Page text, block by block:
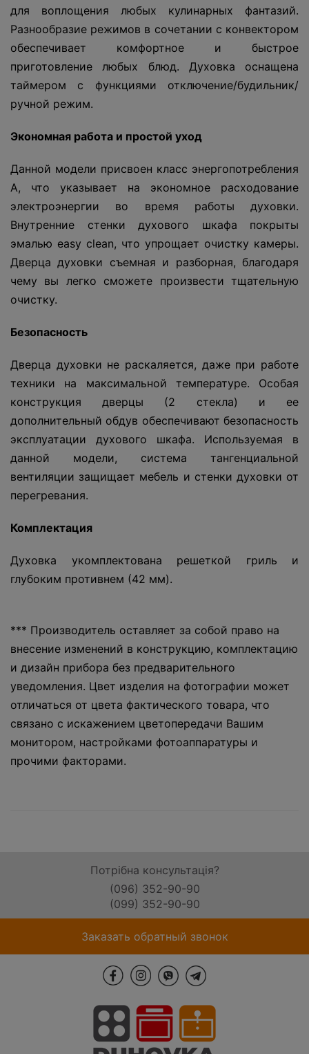
для воплощения любых кулинарных фантазий.
Разнообразие режимов в сочетании с конвектором
обеспечивает комфортное и быстрое
приготовление любых блюд. Духовка оснащена
таймером с функциями отключение/будильник/
ручной режим.
Экономная работа и простой уход
Данной модели присвоен класс энергопотребления
А, что указывает на экономное расходование
электроэнергии во время работы духовки.
Внутренние стенки духового шкафа покрыты
эмалью easy clean, что упрощает очистку камеры.
Дверца духовки съемная и разборная, благодаря
чему вы легко сможете произвести тщательную
очистку.
Безопасность
Дверца духовки не раскаляется, даже при работе
техники на максимальной температуре. Особая
конструкция дверцы (2 стекла) и ее
дополнительный обдув обеспечивают безопасность
эксплуатации духового шкафа. Используемая в
данной модели, система тангенциальной
вентиляции защищает мебель и стенки духовки от
перегревания.
Комплектация
Духовка укомплектована решеткой гриль и
глубоким противнем (42 мм).
*** Производитель оставляет за собой право на
внесение изменений в конструкцию, комплектацию
и дизайн прибора без предварительного
уведомления. Цвет изделия на фотографии может
отличаться от цвета фактического товара, что
связано с искажением цветопередачи Вашим
монитором, настройками фотоаппаратуры и
прочими факторами.
Потрібна консультація?
(096) 352-90-90
(099) 352-90-90
Заказать обратный звонок